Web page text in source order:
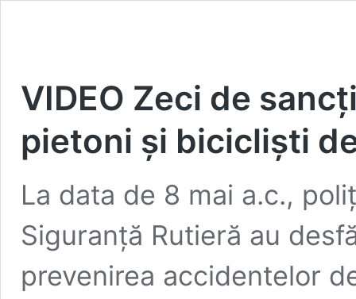
VIDEO Zeci de
pietoni și bicicliști
La data de 8 mai a.c.,
Siguranță Rutieră au
prevenirea accidentelor